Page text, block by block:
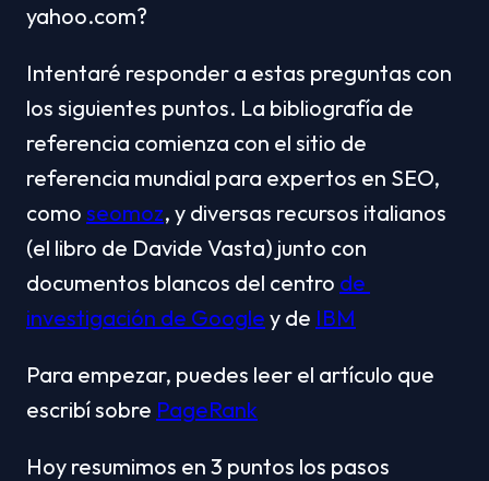
yahoo.com?
Intentaré responder a estas preguntas con
los siguientes puntos. La bibliografía de
referencia comienza con el sitio de
referencia mundial para expertos en SEO,
como seomoz, y diversas recursos italianos
(el libro de Davide Vasta) junto con
documentos blancos del centro de
investigación de Google y de IBM
Para empezar, puedes leer el artículo que
escribí sobre PageRank
Hoy resumimos en 3 puntos los pasos